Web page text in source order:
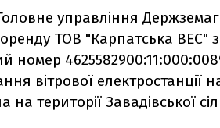
управління
ТОВ "Карпатська ВЕС"
номер
вітрової електростанції
території Завадівської